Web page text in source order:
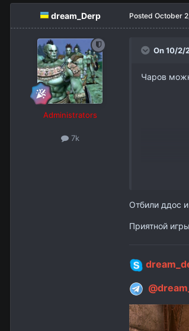
http://
dream_Derp
Administrators
7k
Posted October
On 10/2/
Чаров
Странно
Отбили ддос
Приятной